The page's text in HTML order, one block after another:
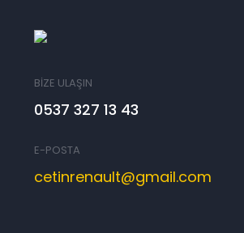
BİZE ULAŞIN
0537 327 13 43
E-POSTA
cetinrenault@gmail.com